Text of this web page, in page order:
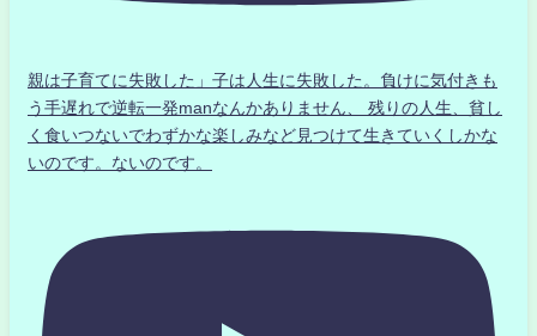
親は子育てに失敗した」子は人生に失敗した。負けに気付きも
う手遅れで逆転一発manなんかありません、 残りの人生、貧し
く食いつないでわずかな楽しみなど見つけて生きていくしかな
いのです。ないのです。